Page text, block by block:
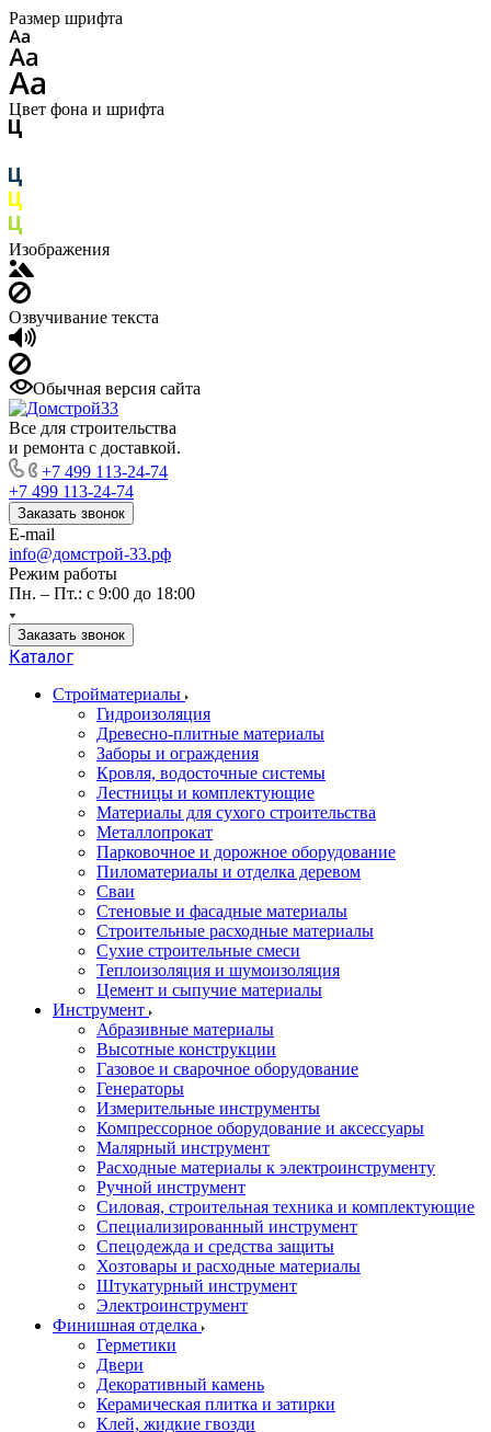
Размер шрифта
Цвет фона и шрифта
Изображения
Озвучивание текста
Обычная версия сайта
Все для строительства
и ремонта с доставкой.
+7 499 113-24-74
+7 499 113-24-74
Заказать звонок
E-mail
info@домстрой-33.рф
Режим работы
Пн. – Пт.: с 9:00 до 18:00
Заказать звонок
Каталог
Стройматериалы
Гидроизоляция
Древесно-плитные материалы
Заборы и ограждения
Кровля, водосточные системы
Лестницы и комплектующие
Материалы для сухого строительства
Металлопрокат
Парковочное и дорожное оборудование
Пиломатериалы и отделка деревом
Сваи
Стеновые и фасадные материалы
Строительные расходные материалы
Сухие строительные смеси
Теплоизоляция и шумоизоляция
Цемент и сыпучие материалы
Инструмент
Абразивные материалы
Высотные конструкции
Газовое и сварочное оборудование
Генераторы
Измерительные инструменты
Компрессорное оборудование и аксессуары
Малярный инструмент
Расходные материалы к электроинструменту
Ручной инструмент
Силовая, строительная техника и комплектующие
Специализированный инструмент
Спецодежда и средства защиты
Хозтовары и расходные материалы
Штукатурный инструмент
Электроинструмент
Финишная отделка
Герметики
Двери
Декоративный камень
Керамическая плитка и затирки
Клей, жидкие гвозди